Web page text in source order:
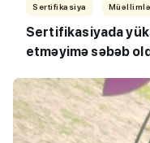
Sertifikasiya
Sertifikasiyada
etməyimə səbəb